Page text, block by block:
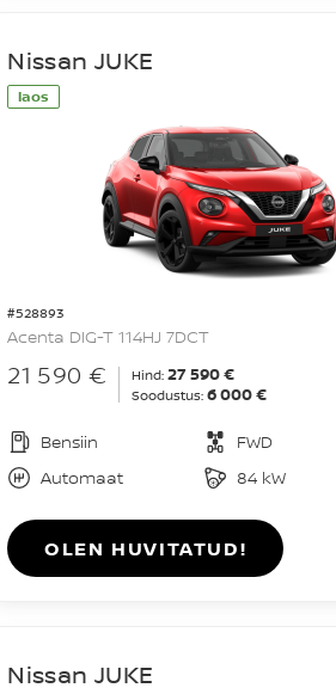
laos
#528893
Nissan JUKE
Acenta DIG-T 114HJ 7DCT
21 590 € Hind: 27 590 €
Soodustus: 6 000 €
Bensiin
FWD
Automaat
84 kW
OLEN HUVITATUD!
Nissan JUKE